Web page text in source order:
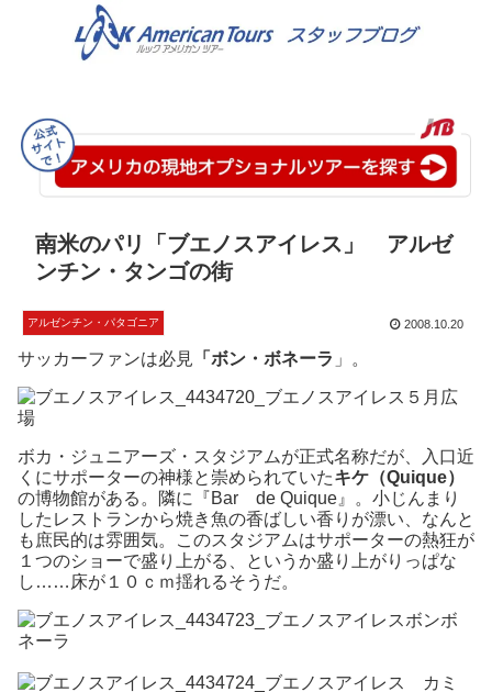
南米のパリ「ブエノスアイレス」 アルゼ
ンチン・タンゴの街
アルゼンチン・パタゴニア 2008.10.20
サッカーファンは必見 「ボン・ボネーラ 」。
ボカ・ジュニアーズ・スタジアムが正式名称だが、入口近
くにサポーターの神様と崇められていたキケ（Quique）
の博物館がある。隣に『Bar de Quique』。小じんまり
したレストランから焼き魚の香ばしい香りが漂い、なんと
も庶民的は雰囲気。このスタジアムはサポーターの熱狂が
１つのショーで盛り上がる、というか盛り上がりっぱな
し……床が１０ｃｍ揺れるそうだ。